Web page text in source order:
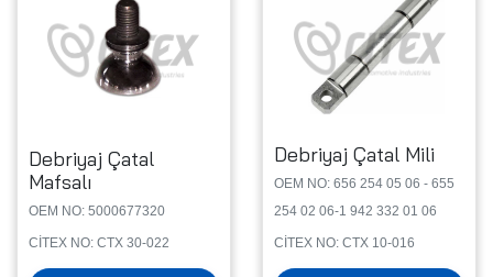
Debriyaj Çatal
Mafsalı
OEM NO: 5000677320
CİTEX NO: CTX 30-022
Debriyaj Çatal Mili
OEM NO: 656 254 05 06 - 655
254 02 06-1 942 332 01 06
CİTEX NO: CTX 10-016